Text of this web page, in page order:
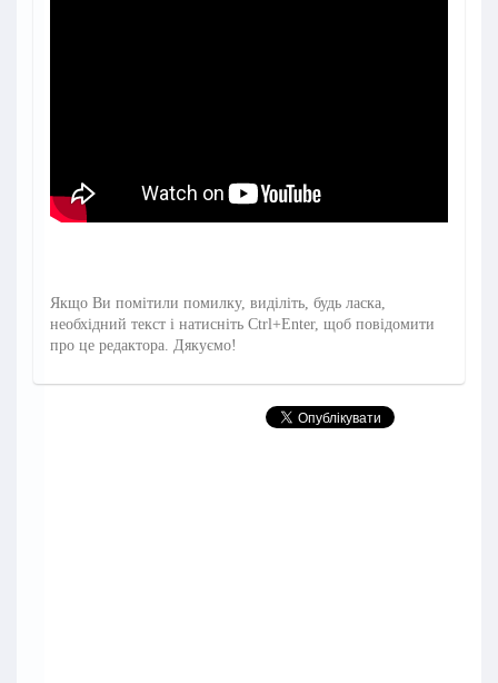
Якщо Ви помітили помилку, виділіть, будь ласка,
необхідний текст і натисніть Ctrl+Enter, щоб повідомити
про це редактора. Дякуємо!